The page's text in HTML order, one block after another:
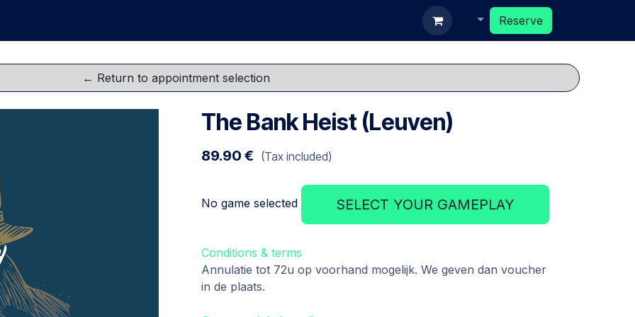
Reserve
The Bank Heist (Leuven)
89.90 € (Tax included)
No game selected SELECT YOUR GAMEPLAY
Conditions & terms
Annulatie tot 72u op voorhand mogelijk. We geven dan voucher
in de plaats.